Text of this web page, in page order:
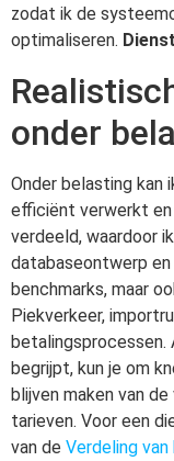
zodat ik de
optimaliseren.
onder
Onder belasting kan
efficiënt verwerkt en
verdeeld, waardoor
databaseontwerp
benchmarks, maar
Piekverkeer,
betalingsprocessen.
begrijpt, kun je om
blijven maken van
tarieven. Voor een
van de Verdeling